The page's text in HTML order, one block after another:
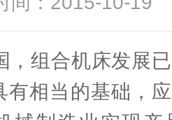
组合机床发展
有相当的基础，